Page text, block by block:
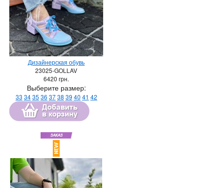
Дизайнерская обувь
23025-GOLLAV
6420 грн.
Выберите размер:
33 3435 36 3738 39 40 41 42